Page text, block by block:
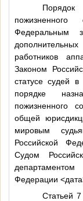
Порядок
Федеральным
работников
Законом
статусе судей
порядке
пожизненного
общей
мировым
Российской
Судом
Федерации
Статьей